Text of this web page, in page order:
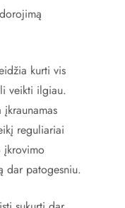
kurti vis
veikti ilgiau.
reguliariai
įkrovimo
dar patogesniu.